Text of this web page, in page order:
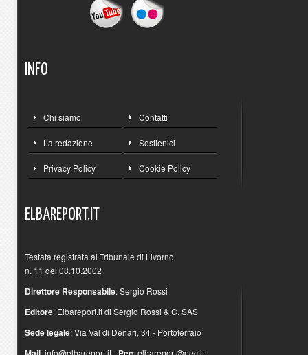
INFO
Chi siamo Contatti
La redazione Sostienici
Privacy Policy Cookie Policy
ELBAREPORT.IT
Testata registrata al Tribunale di Livorno
n. 11 del 08.10.2002
Direttore Responsabile: Sergio Rossi
Editore: Elbareport.it di Sergio Rossi & C. SAS
Sede legale: Via Val di Denari, 34 - Portoferraio
:info@elbareport.it- :elbareport@pec.it